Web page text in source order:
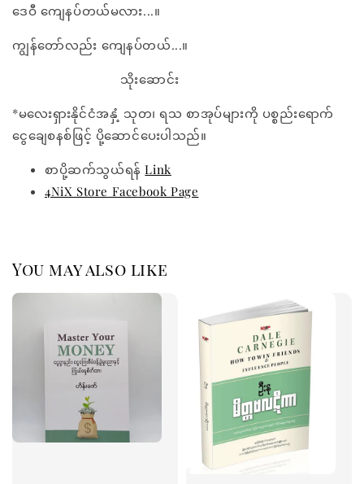
ဒေဝီ ကျေနပ်တယ်မလား...။
ကျွန်တော်လည်း ကျေနပ်တယ်...။
သိုးဆောင်း
*မလေးရှားနိုင်ငံအနှံ့ သုတ၊ ရသ စာအုပ်များကို ပစ္စည်းရောက်
ငွေချေစနစ်ဖြင့် ပို့ဆောင်ပေးပါသည်။
စာပို့ဆက်သွယ်ရန်Link
4NiX Store Facebook Page
You may also like